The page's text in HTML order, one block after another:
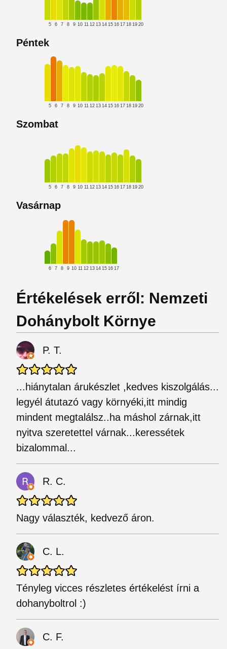
5 6 7 8 9 10 11 12 13 14 15 16 17 18 19 20
Péntek
5 6 7 8 9 10 11 12 13 14 15 16 17 18 19 20
Szombat
5 6 7 8 9 10 11 12 13 14 15 16 17 18 19 20
Vasárnap
6 7 8 9 10 11 12 13 14 15 16 17
Értékelések erről: Nemzeti
Dohánybolt Környe
P. T.
...hiánytalan árukészlet ,kedves kiszolgálás...
legyél átutazó vagy környéki,itt mindig
mindent megtalálsz..ha máshol zárnak,itt
nyitva szeretettel várnak...keressétek
bizalommal...
R. C.
Nagy választék, kedvező áron.
C. L.
Tényleg vicces részletes értékelést írni a
dohanyboltrol :)
C. F.